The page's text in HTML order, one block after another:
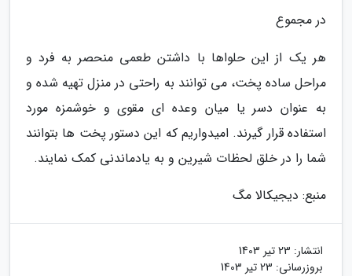
در مجموع
هر یک از این حلواها با داشتن طعمی منحصر به فرد و
مراحل ساده پخت، می توانند به راحتی در منزل تهیه شده و
به عنوان دسر یا میان وعده ای مقوی و خوشمزه مورد
استفاده قرار گیرند. امیدواریم که این دستور پخت ها بتوانند
شما را در خلق لحظات شیرین و به یادماندنی کمک نمایند.
منبع: دیجیکالا مگ
انتشار: 23 تیر 1403
بروزرسانی: 23 تیر 1403